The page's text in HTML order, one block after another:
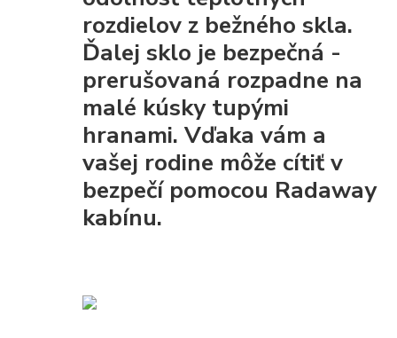
rozdielov z bežného skla.
Ďalej sklo je bezpečná -
prerušovaná rozpadne na
malé kúsky tupými
hranami. Vďaka vám a
vašej rodine môže cítiť v
bezpečí pomocou Radaway
kabínu.